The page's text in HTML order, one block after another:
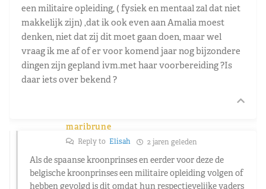
een militaire opleiding, ( fysiek en mentaal zal dat niet
makkelijk zijn) ,dat ik ook even aan Amalia moest
denken, niet dat zij dit moet gaan doen, maar wel
vraag ik me af of er voor komend jaar nog bijzondere
dingen zijn gepland ivm.met haar voorbereiding ?Is
daar iets over bekend ?
maribrune
Reply to Elisah 2 jaren geleden
Als de spaanse kroonprinses en eerder voor deze de
belgische kroonprinses een militaire opleiding volgen of
hebben gevolgd is dit omdat hun respectievelijke vaders